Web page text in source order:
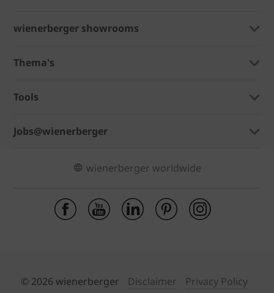
wienerberger showrooms
Thema's
Tools
Jobs@wienerberger
wienerberger worldwide
© 2026 wienerberger Disclaimer Privacy Policy